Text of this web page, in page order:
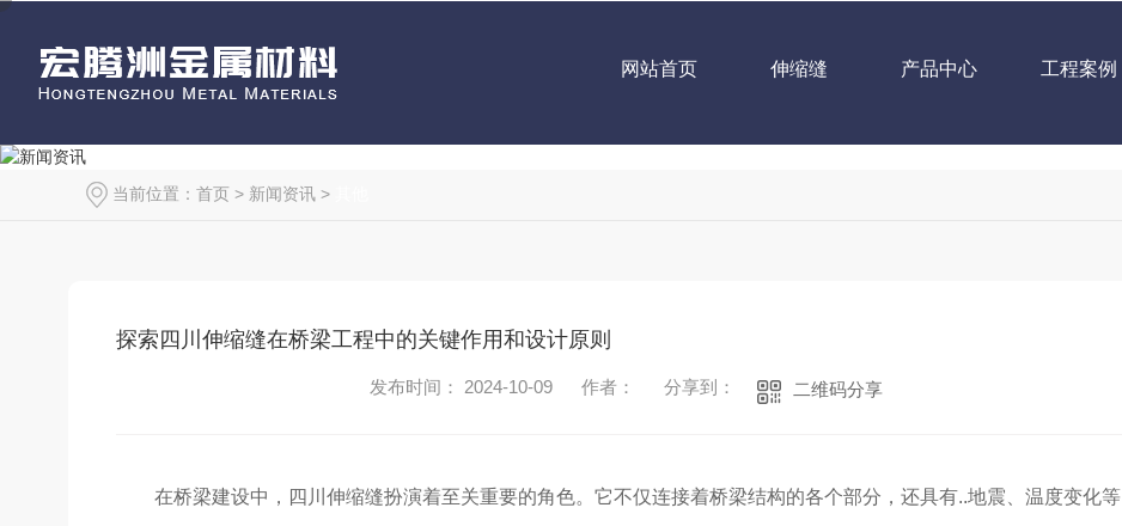
网站首页 伸缩缝 产品中心 工程案例
当前位置： 首页 > 新闻资讯 >
探索四川伸缩缝在桥梁工程中的关键作用和设计原则
发布时间： 2024-10-09 作者： 分享到： 二维码分享
在桥梁建设中，四川伸缩缝扮演着至关重要的角色。它不仅连接着桥梁结构的各个部分，还具有..地震、温度变化等